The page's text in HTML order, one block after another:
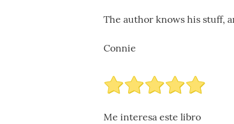
The author knows his stuff,
Connie
Me interesa este libro